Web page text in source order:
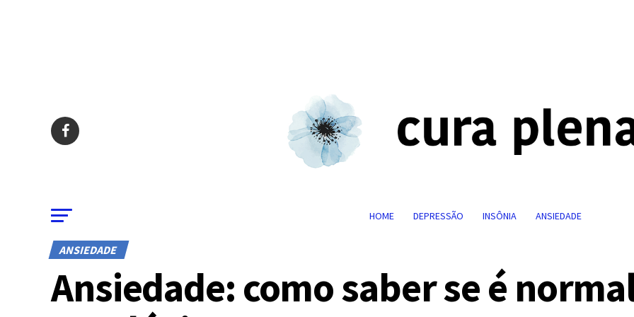
HOME DEPRESSÃO INSÔNIA ANSIEDADE
ANSIEDADE
Ansiedade: como saber se é